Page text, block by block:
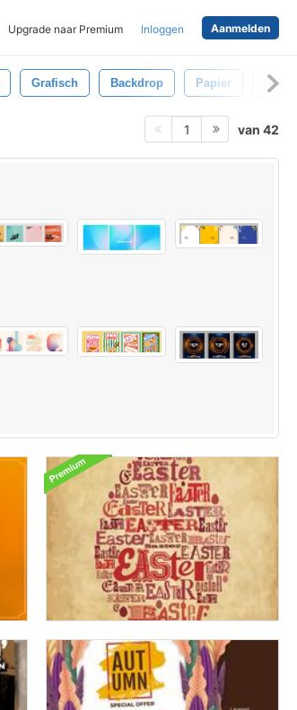
Upgrade naar Premium Inloggen Aanmelden
Grafisch Backdrop Papier Oud
1 van 42